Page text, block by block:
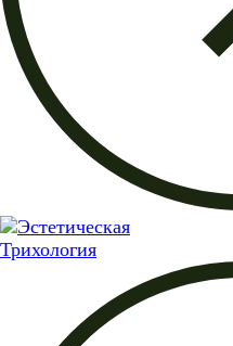
Трихология